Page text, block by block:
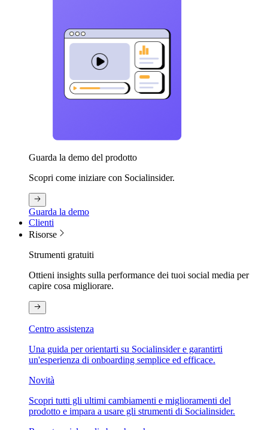
Guarda la demo del prodotto
Scopri come iniziare con Socialinsider.
Guarda la demo
Clienti
Risorse
Strumenti gratuiti
Ottieni insights sulla performance dei tuoi social media per
capire cosa migliorare.
Centro assistenza
Una guida per orientarti su Socialinsider e garantirti
un'esperienza di onboarding semplice ed efficace.
Novità
Scopri tutti gli ultimi cambiamenti e miglioramenti del
prodotto e impara a usare gli strumenti di Socialinsider.